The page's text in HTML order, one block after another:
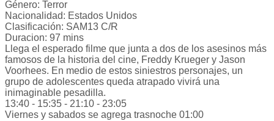
Género: Terror
Nacionalidad: Estados Unidos
Clasificación: SAM13 C/R
Duracion: 97 mins
Llega el esperado filme que junta a dos de los asesinos más
famosos de la historia del cine, Freddy Krueger y Jason
Voorhees. En medio de estos siniestros personajes, un
grupo de adolescentes queda atrapado vivirá una
inimaginable pesadilla.
13:40 - 15:35 - 21:10 - 23:05
Viernes y sabados se agrega trasnoche 01:00